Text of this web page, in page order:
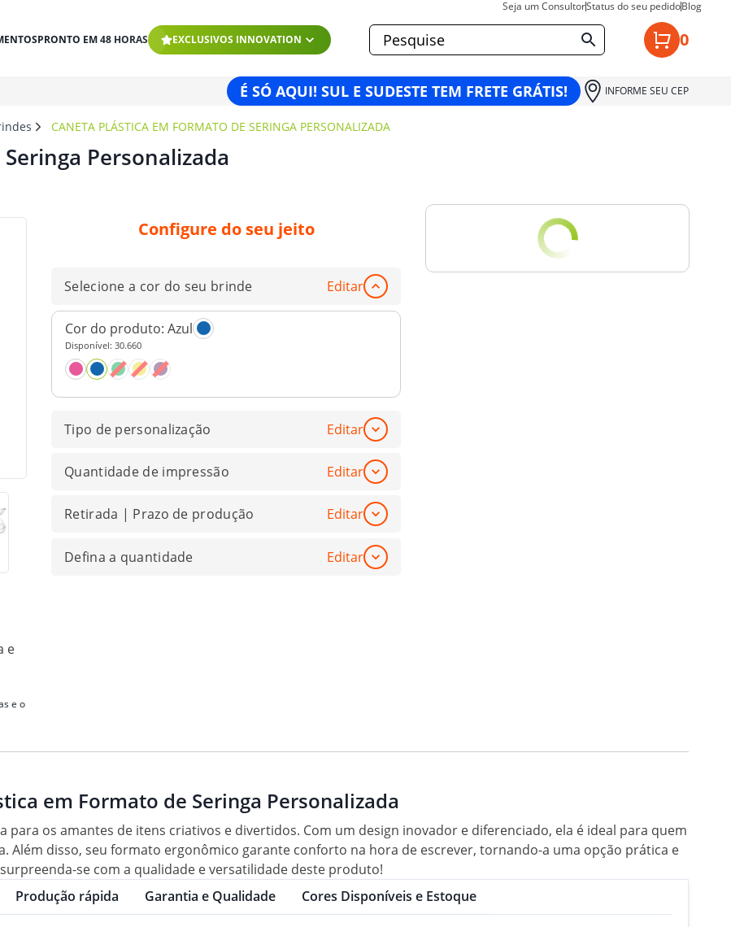
Seja um ConsultorStatus do seu pedidoBlog
PRONTO EM 48 HORAS EXCLUSIVOS INNOVATION 0
É SÓ AQUI! SUL E SUDESTE TEM FRETE GRÁTIS! INFORME SEU CEP
CANETA PLÁSTICA EM FORMATO DE SERINGA PERSONALIZADA
Personalizada
e
e o
Configure do seu jeito
Selecione a cor do seu brinde Editar
Cor do produto: Azul
Disponível: 30.660
Tipo de personalização Editar
Quantidade de impressão Editar
Retirada | Prazo de produção Editar
Defina a quantidade Editar
em Formato de Seringa Personalizada
para os amantes de itens criativos e divertidos. Com um design inovador e diferenciado, ela é ideal para quem
Além disso, seu formato ergonômico garante conforto na hora de escrever, tornando-a uma opção prática e
se com a qualidade e versatilidade deste produto!
Produção rápida Garantia e Qualidade Cores Disponíveis e Estoque